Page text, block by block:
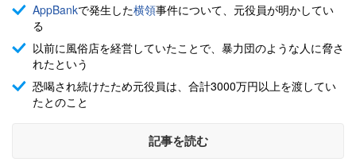
AppBankで発生した横領事件について、元役員が明かしてい
る
以前に風俗店を経営していたことで、暴力団のような人に脅さ
れたという
恐喝され続けたため元役員は、合計3000万円以上を渡してい
たとのこと
記事を読む